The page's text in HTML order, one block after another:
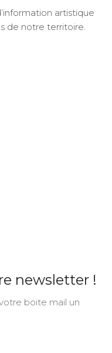
artistique
de notre territoire.
newsletter !
boite mail un